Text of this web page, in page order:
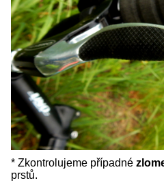
* Zkontrolujeme případné
prstů.